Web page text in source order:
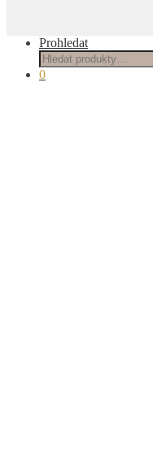
Prohledat
Hledat:
0